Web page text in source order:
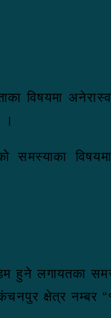
विषयमा
।
समस्याका
हुने लगायतका
क्षेत्र नम्बर